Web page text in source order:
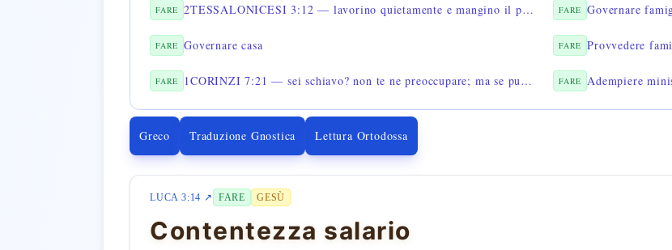
FARE 2TESSALONICESI 3:12 — lavorino quietamente e mangino il proprio pane FARE Governare
FARE Governare casa FARE Provvedere
FARE 1CORINZI 7:21 — sei schiavo? non te ne preoccupare; ma se puoi, usane FARE Adempiere
Greco Traduzione Gnostica Lettura Ortodossa
LUCA 3:14 ↗ FARE GESÙ
Contentezza salario